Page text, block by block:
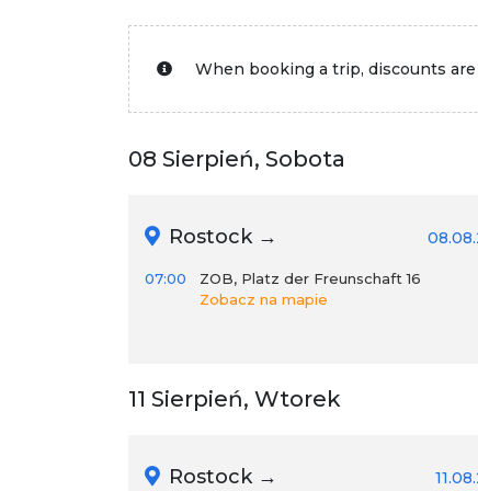
When booking a trip, discounts
08 Sierpień, Sobota
Rostock →
07:00
ZOB, Platz der Freunschaft 16
Zobacz na mapie
11 Sierpień, Wtorek
Rostock →